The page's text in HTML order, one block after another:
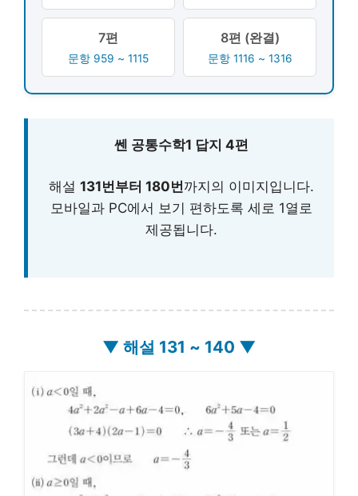
7편
문항 959 ~ 1115
8편 (완결)
문항 1116 ~ 1316
쎈 공통수학1 답지 4편
해설 131번부터 180번까지의 이미지입니다.
모바일과 PC에서 보기 편하도록 세로 1열로
제공됩니다.
▼ 해설 131 ~ 140 ▼